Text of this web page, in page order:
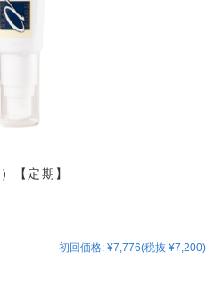
【定期】
初回価格: ¥7,776(税抜 ¥7,200)